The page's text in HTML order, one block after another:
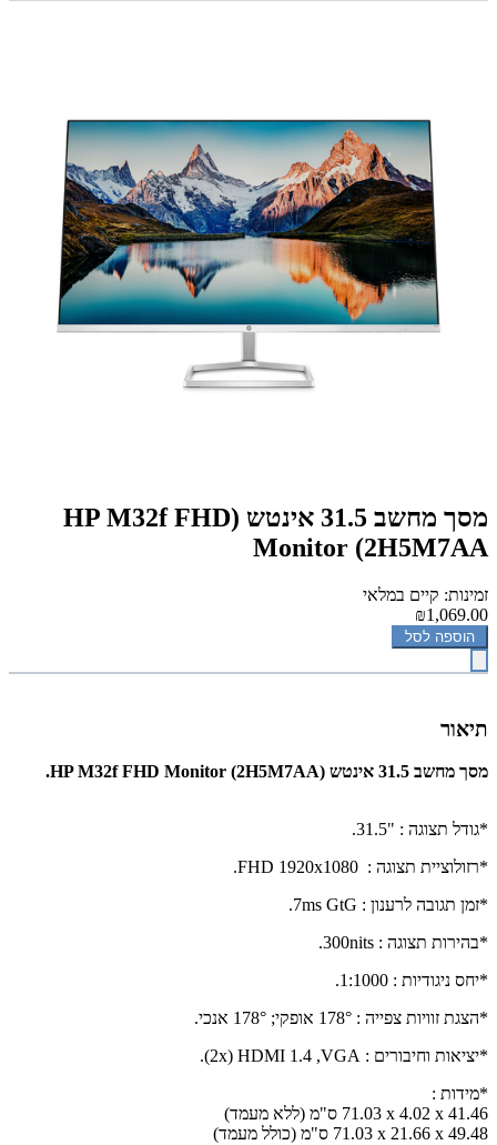
מסך מחשב 31.5 אינטש (HP M32f FHD
Monitor (2H5M7AA
זמינות: קיים במלאי
₪1,069.00
הוספה לסל
תיאור
מסך מחשב 31.5 אינטש (HP M32f FHD Monitor (2H5M7AA.
*גודל תצוגה : "31.5.
*רזולוציית תצוגה : FHD 1920x1080
.
*זמן תגובה לרענון : .7ms GtG
*בהירות תצוגה : 300nits
.
*יחס ניגודיות : 1:1000
.
*הצגת זוויות צפייה : 178° אופקי; 178° אנכי
.
*יציאות וחיבורים :
VGA
,
x) HDMI 1.4
2).
*מידות :
71.03 x 4.02 x 41.46 ס"מ (ללא מעמד)
71.03 x 21.66 x 49.48 ס"מ (כולל מעמד)